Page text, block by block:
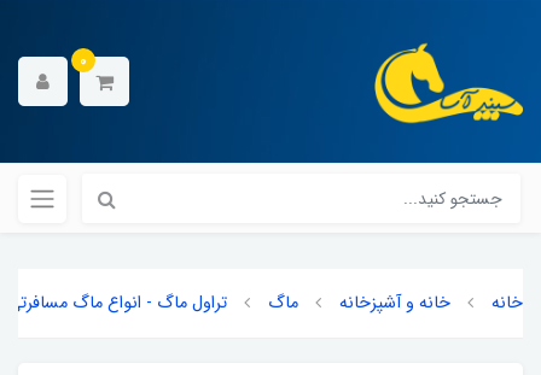
0
خانه خانه و آشپزخانه ماگ تراول ماگ - انواع ماگ